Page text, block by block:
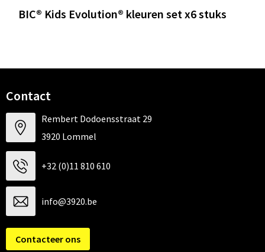
BIC® Kids Evolution® kleuren set x6 stuks
Contact
Rembert Dodoensstraat 29
3920 Lommel
+32 (0)11 810 610
info@3920.be
Contacteer ons